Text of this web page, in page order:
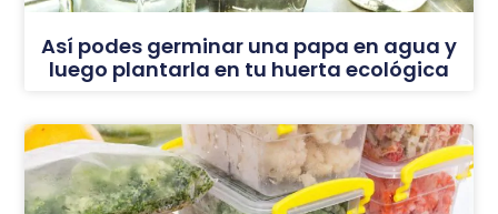
Así podes germinar una papa en agua y
luego plantarla en tu huerta ecológica